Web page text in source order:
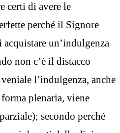
certi di avere le
perché il Signore
un’indulgenza
non c’è il distacco
l’indulgenza, anche
forma plenaria, viene
secondo perché